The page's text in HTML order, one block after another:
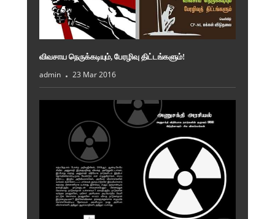
விவசாய நெருக்கடியும், பேரழிவு திட்டங்களும்!
admin 23 Mar 2016